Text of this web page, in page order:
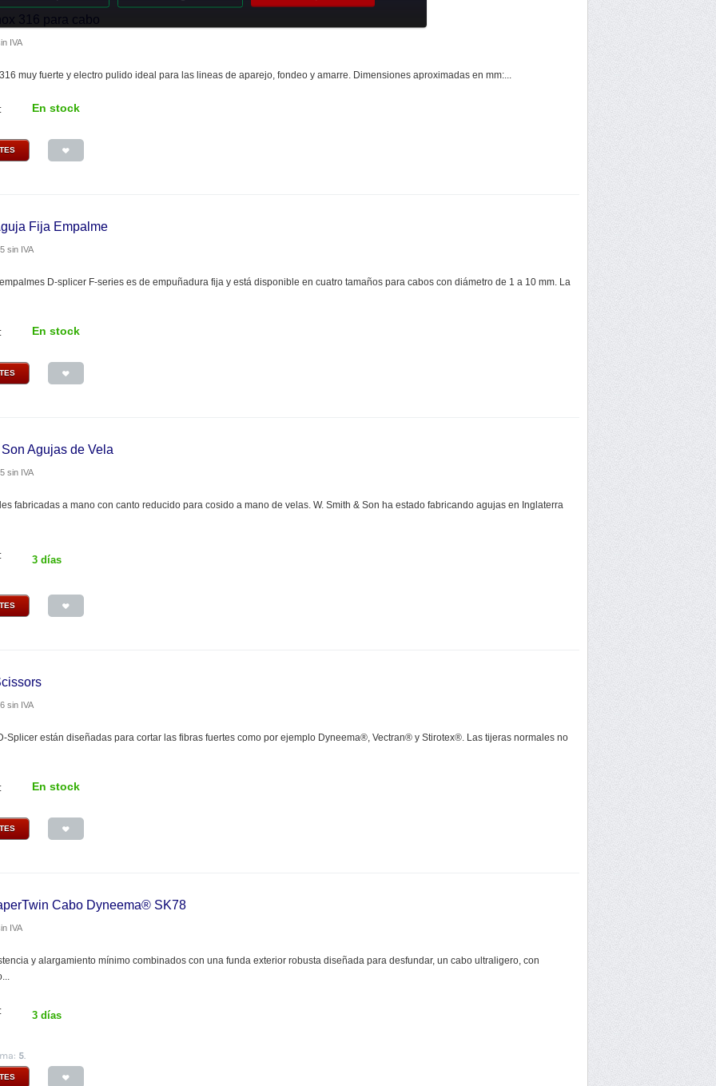
316 para cabo
IVA
muy fuerte y electro pulido ideal para las lineas de aparejo, fondeo y amarre. Dimensiones aproximadas en mm:...
En stock
Fija Empalme
sin IVA
D-splicer F-series es de empuñadura fija y está disponible en cuatro tamaños para cabos con diámetro de 1 a 10 mm. La
En stock
Agujas de Vela
sin IVA
fabricadas a mano con canto reducido para cosido a mano de velas. W. Smith & Son ha estado fabricando agujas en Inglaterra
3 días
sin IVA
Splicer están diseñadas para cortar las fibras fuertes como por ejemplo Dyneema®, Vectran® y Stirotex®. Las tijeras normales no
En stock
Cabo Dyneema® SK78
IVA
y alargamiento mínimo combinados con una funda exterior robusta diseñada para desfundar, un cabo ultraligero, con
3 días
5.